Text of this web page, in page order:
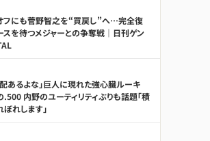
フにも菅野智之を“買戻し”へ…完全復
を待つメジャーとの争奪戦｜日刊ゲン
あるよな」巨人に現れた強心臓ルーキ
内野のユーティリティぶりも話題「積
れします」